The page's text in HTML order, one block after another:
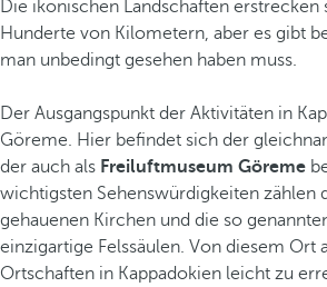
Die ikonischen Landschaften erstrecken
Hunderte von Kilometern, aber es gibt
man unbedingt gesehen haben muss.
Der Ausgangspunkt der Aktivitäten in
Göreme. Hier befindet sich der
der auch als Freiluftmuseum Göreme
wichtigsten Sehenswürdigkeiten zählen
gehauenen Kirchen und die so
einzigartige Felssäulen. Von diesem Ort
Ortschaften in Kappadokien leicht zu